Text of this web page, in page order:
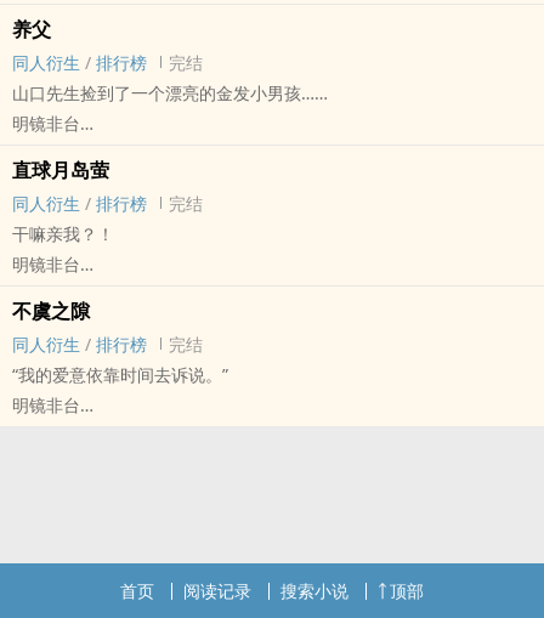
小排球[排球少年！！] - 月山[月岛萤/山口忠] 同人衍生 - BL
中篇 - 完结
*两个小甜豆一起长大，相伴相生的故事
“山口忠如同一颗不起眼的流星，不管不顾地闯进月岛萤的生命，无论
何时何地，月岛萤终会被命运牵引，触碰他的所在。”
请吃一口幼驯染^_^
月山金婚！！！
养父
同人衍生 / 排行榜
完结
山口先生捡到了一个漂亮的金发小男孩……
明镜非台
BL - 短篇 - 完结
直球月岛萤
同人衍生 / 排行榜
完结
干嘛亲我？！
明镜非台
小排球[排球少年！！] - 月山[月岛萤/山口忠] 同人衍生 - 动漫同人
BL - 短篇 - 完结
不虞之隙
同人衍生 / 排行榜
完结
“我的爱意依靠时间去诉说。”
明镜非台
首页 阅读记录 搜索小说 顶部